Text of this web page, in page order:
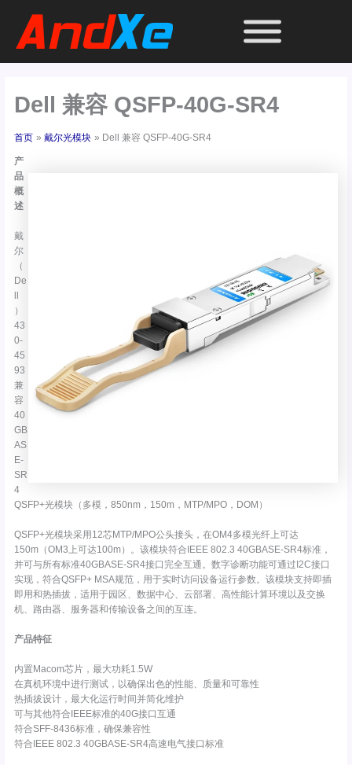
Dell 兼容 QSFP-40G-SR4
首页 戴尔光模块 Dell 兼容 QSFP-40G-SR4
产
品
概
述
戴
尔
（
De
）
43
0-
45
93
兼
容
40
GB
AS
E-
SR
4
QSFP+光模块（多模，850nm，150m，MTP/MPO，DOM）
QSFP+光模块采用12芯MTP/MPO公头接头，在OM4多模光纤上可达
150m（OM3上可达100m）。该模块符合IEEE 802.3 40GBASE-SR4标准，
并可与所有标准40GBASE-SR4接口完全互通。数字诊断功能可通过I2C接口
实现，符合QSFP+ MSA规范，用于实时访问设备运行参数。该模块支持即插
即用和热插拔，适用于园区、数据中心、云部署、高性能计算环境以及交换
机、路由器、服务器和传输设备之间的互连。
产品特征
内置Macom芯片，最大功耗1.5W
在真机环境中进行测试，以确保出色的性能、质量和可靠性
热插拔设计，最大化运行时间并简化维护
可与其他符合IEEE标准的40G接口互通
符合SFF-8436标准，确保兼容性
符合IEEE 802.3 40GBASE-SR4高速电气接口标准